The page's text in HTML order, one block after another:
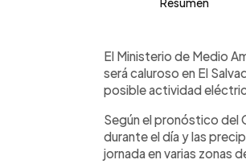
► Escuchar
El Ministerio de
este domingo el
de lluvias en
lluvias hacia el
en zonas de
nubosidad,
El Ministerio de Medio
será caluroso en El
posible actividad
Según el pronóstico del
durante el día y las
jornada en varias zonas